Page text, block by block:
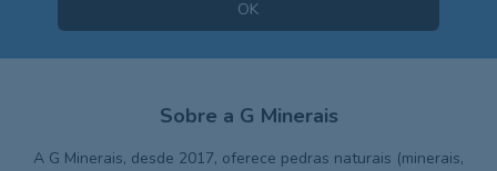
Sobre a G Minerais
A G Minerais, desde 2017, oferece pedras naturais (minerais,